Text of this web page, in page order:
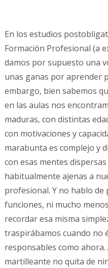
En los estudios
Formación Profesional (a
damos por supuesto una
unas ganas por aprender
embargo, bien sabemos
en las aulas nos
maduras, con distintas
con motivaciones y
marabunta es complejo y
con esas mentes
habitualmente ajenas a
profesional. Y no hablo de
funciones, ni mucho
recordar esa misma
traspirábamos cuando no
responsables como ahora.
martilleante no quita de